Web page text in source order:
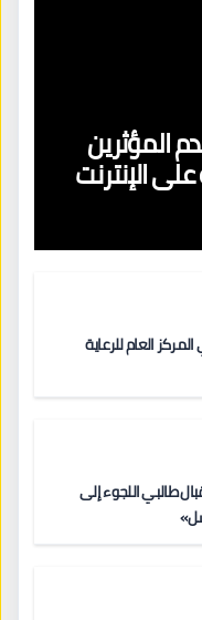
المؤثرين
الإنترنت
العام للرعاية
طالبي اللجوء إلى